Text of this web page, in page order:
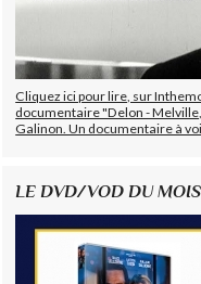
Cliquez ici pour lire, sur
documentaire "Delon -
Galinon. Un documentaire à
LE DVD/VOD DU MOIS